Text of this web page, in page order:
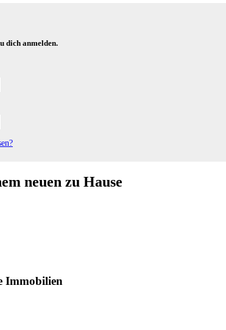
dich anmelden.
neuen zu Hause
Immobilien